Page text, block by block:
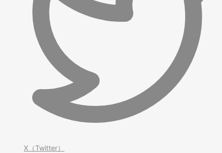
X（Twitter）